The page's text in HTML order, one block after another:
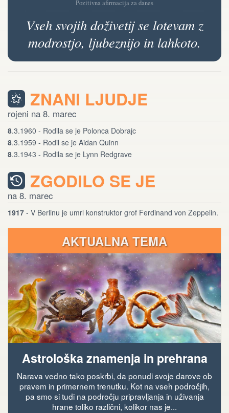
Pozitivna afirmacija za danes
Vseh svojih doživetij se lotevam z
modrostjo, ljubeznijo in lahkoto.
ZNANI LJUDJE
rojeni na 8. marec
8.3.1960 - Rodila se je Polonca Dobrajc
8.3.1959 - Rodil se je Aidan Quinn
8.3.1943 - Rodila se je Lynn Redgrave
ZGODILO SE JE
na 8. marec
1917 - V Berlinu je umrl konstruktor grof Ferdinand von Zeppelin.
AKTUALNA TEMA
Astrološka znamenja in prehrana
Narava vedno tako poskrbi, da ponudi svoje darove ob
pravem in primernem trenutku. Kot na vseh področjih,
pa smo si tudi na področju pripravljanja in uživanja
hrane toliko različni, kolikor nas je...